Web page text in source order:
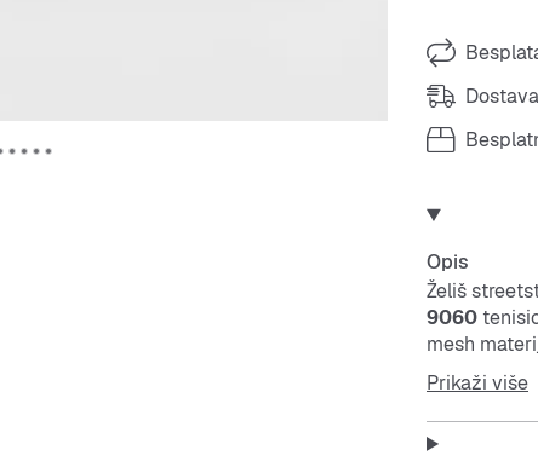
Opis
Želiš
9060
mesh
donose
opuštene,
Značajke:
Prikaži više